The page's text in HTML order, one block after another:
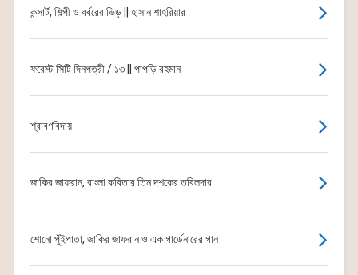
কন্সার্ট, শিল্পী ও বর্বরের ভিড় || হাসান শাহরিয়ার
ফরেস্ট সিটি দিনপত্রী / ১৩ || পাপড়ি রহমান
শ্রাবণবিদায়
জাকির জাফরান, বাংলা কবিতার তিন দশকের তবিলদার
শোনো পুঁইপাতা, জাকির জাফরান ও এক গার্ডেনারের গান